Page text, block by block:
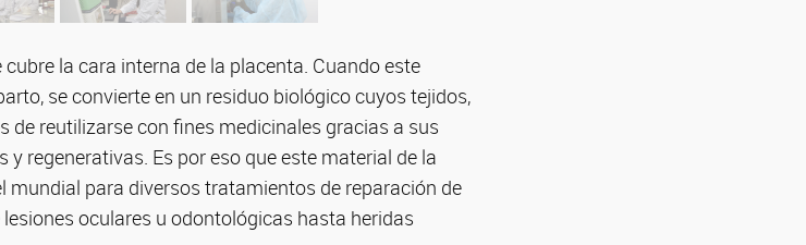
la cara interna de la placenta. Cuando este
se convierte en un residuo biológico cuyos tejidos,
de reutilizarse con fines medicinales gracias a sus
regenerativas. Es por eso que este material de la
mundial para diversos tratamientos de reparación de
oculares u odontológicas hasta heridas